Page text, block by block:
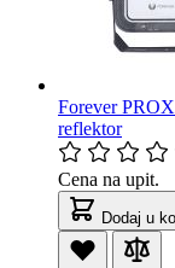
Forever
reflektor
Cena na upit.
Dodaj u